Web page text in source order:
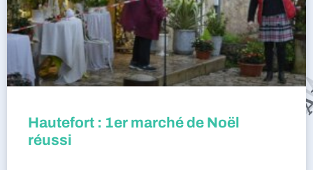
Hautefort : 1er marché de Noël
réussi